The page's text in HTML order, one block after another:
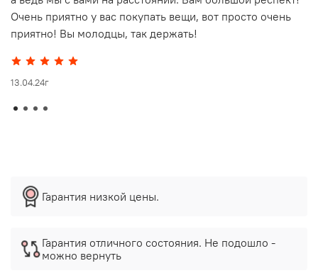
Очень приятно у вас покупать вещи, вот просто очень
приятно! Вы молодцы, так держать!
13.04.24г
Гарантия низкой цены.
Гарантия отличного состояния. Не подошло -
можно вернуть